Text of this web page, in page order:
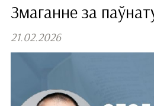
Змаганне за
21.02.2026